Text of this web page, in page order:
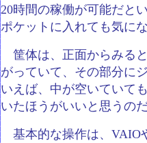
20時間の稼働が可能だと
ポケットに入れても気に
筐体は、正面からみる
がっていて、その部分に
いえば、中が空いていて
いたほうがいいと思うの
基本的な操作は、VAIO